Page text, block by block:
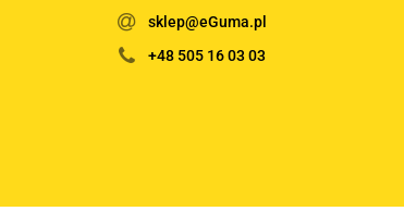
sklep@eGuma.pl
+48 505 16 03 03